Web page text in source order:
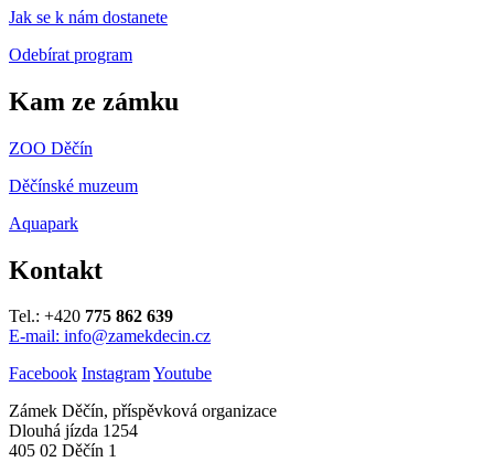
Jak se k nám dostanete
Odebírat program
Kam ze zámku
ZOO Děčín
Děčínské muzeum
Aquapark
Kontakt
Tel.: +420 775 862 639
E-mail: info@zamekdecin.cz
Facebook InstagramYoutube
Zámek Děčín, příspěvková organizace
Dlouhá jízda 1254
405 02 Děčín 1